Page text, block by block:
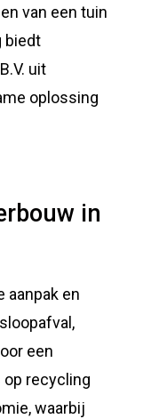
van een tuin
biedt
uit
oplossing
in
aanpak en
een
recycling
waarbij